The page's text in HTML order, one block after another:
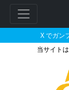
X でガン
当サイト
ユーゴー